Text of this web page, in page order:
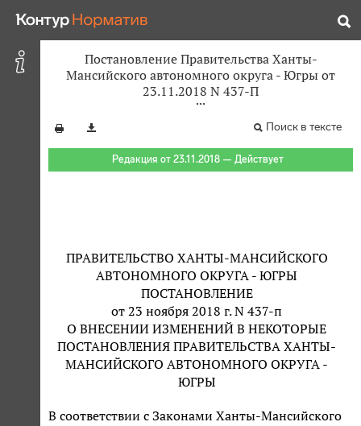
Постановление Правительства Ханты-
Мансийского автономного округа - Югры от
23.11.2018 N 437-П
Поиск в тексте
Редакция от 23.11.2018 — Действует
ПРАВИТЕЛЬСТВО ХАНТЫ-МАНСИЙСКОГО
АВТОНОМНОГО ОКРУГА - ЮГРЫ
ПОСТАНОВЛЕНИЕ
от 23 ноября 2018 г. N 437-п
О ВНЕСЕНИИ ИЗМЕНЕНИЙ В НЕКОТОРЫЕ
ПОСТАНОВЛЕНИЯ ПРАВИТЕЛЬСТВА ХАНТЫ-
МАНСИЙСКОГО АВТОНОМНОГО ОКРУГА -
ЮГРЫ
В соответствии с Законами Ханты-Мансийского